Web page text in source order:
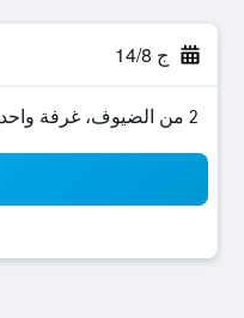
ج 14/8
2 من الضيوف، غرفة واحدة